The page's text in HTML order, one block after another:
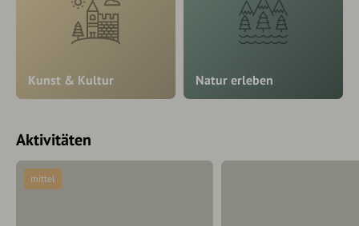
Kunst & Kultur Natur erleben
Aktivitäten
mittel